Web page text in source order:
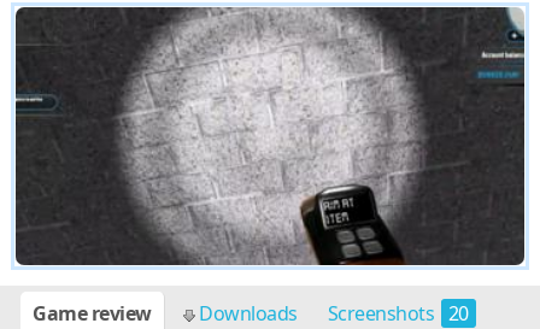
Game review Downloads Screenshots 20